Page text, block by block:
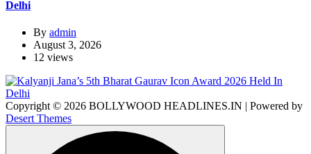
Delhi
By admin
August 3, 2026
12 views
Copyright © 2026 BOLLYWOOD HEADLINES.IN | Powered by
Desert Themes